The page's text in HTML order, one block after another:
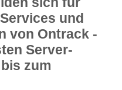
und
von Ontrack -
Server-
zum